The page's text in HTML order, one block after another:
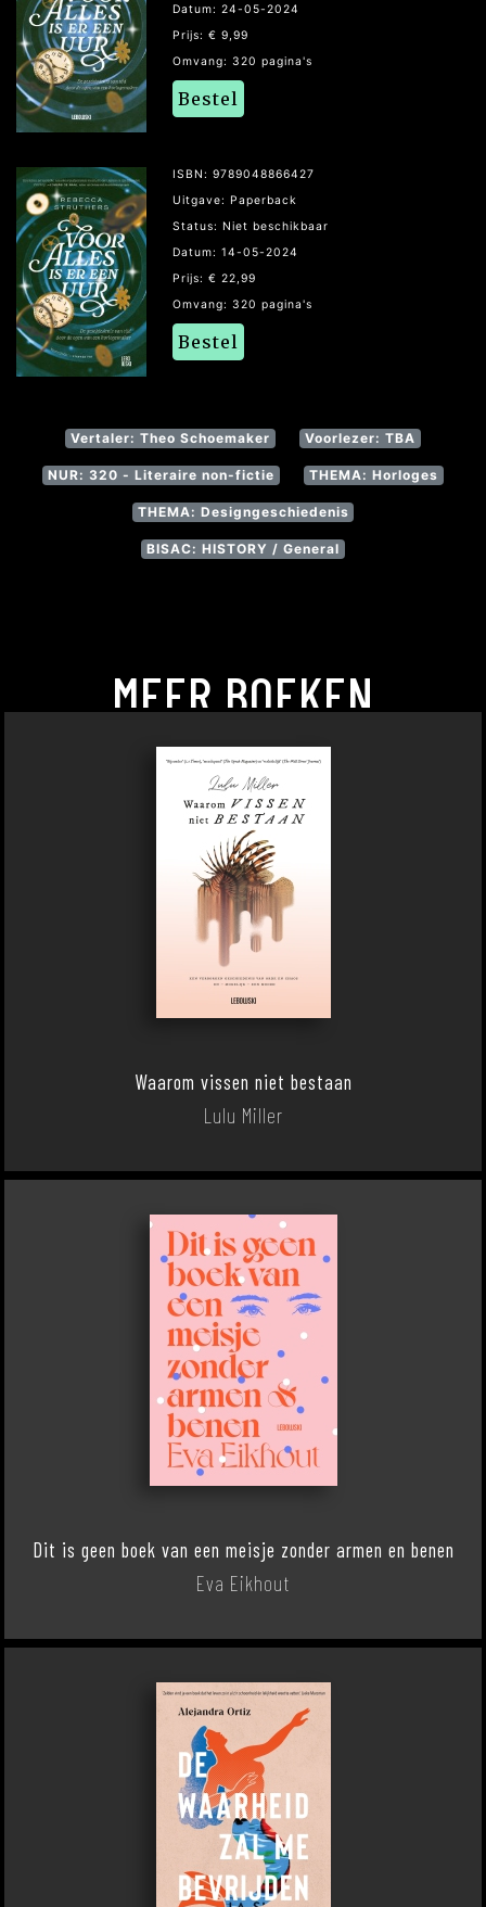
Datum: 24-05-2024
Prijs: € 9,99
Omvang: 320 pagina's
Bestel
ISBN: 9789048866427
Uitgave: Paperback
Status: Niet beschikbaar
Datum: 14-05-2024
Prijs: € 22,99
Omvang: 320 pagina's
Bestel
Vertaler: Theo Schoemaker Voorlezer: TBA
NUR: 320 - Literaire non-fictie THEMA: Horloges
THEMA: Designgeschiedenis
BISAC: HISTORY / General
MEER BOEKEN
Waarom vissen niet bestaan
Lulu Miller
Dit is geen boek van een meisje zonder armen en benen
Eva Eikhout